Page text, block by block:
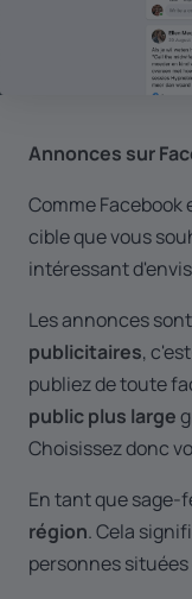
Annonces sur
Comme
cible que vous
intéressant
Les annonces
publicitaires,
publiez de toute
public plus large
Choisissez donc
En tant que sage-
région. Cela
personnes